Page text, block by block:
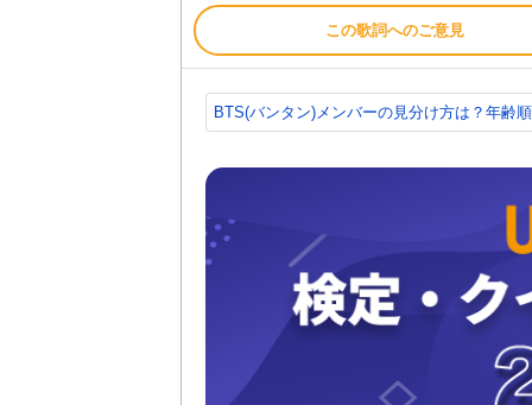
この歌詞へのご意見
BTS(バンタン)メンバーの見分け方は？年齢